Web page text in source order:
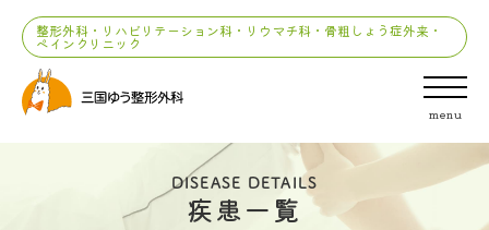
整形外科・リハビリテーション科・リウマチ科・骨粗しょう症外来・
ペインクリニック
menu
DISEASE DETAILS
疾患一覧